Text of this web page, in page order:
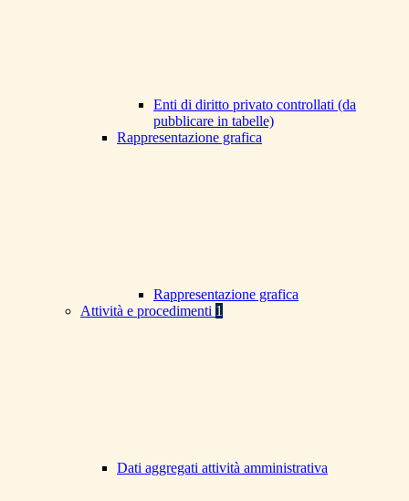
Enti di diritto privato controllati (da
pubblicare in tabelle)
Rappresentazione grafica
Rappresentazione grafica
Attività e procedimenti 1
Dati aggregati attività amministrativa